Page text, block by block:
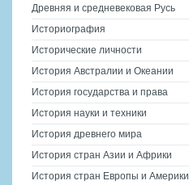
Древняя и средневековая Русь
Историография
Исторические личности
История Австралии и Океании
История государства и права
История науки и техники
История древнего мира
История стран Азии и Африки
История стран Европы и Америки